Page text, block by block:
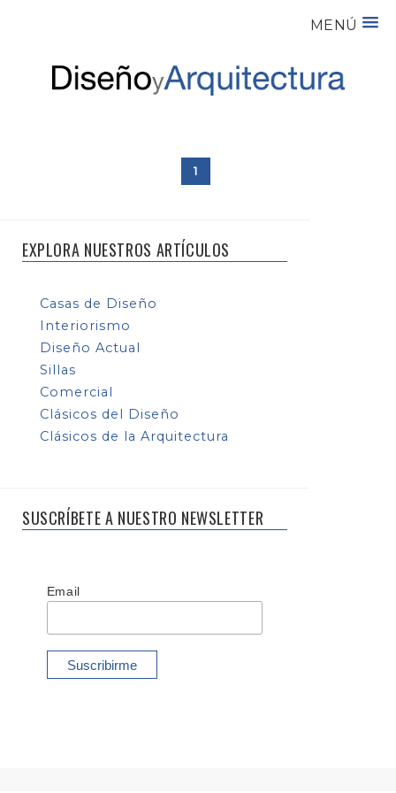
MENÚ
1
EXPLORA NUESTROS ARTÍCULOS
Casas de Diseño
Interiorismo
Diseño Actual
Sillas
Comercial
Clásicos del Diseño
Clásicos de la Arquitectura
SUSCRÍBETE A NUESTRO NEWSLETTER
Email